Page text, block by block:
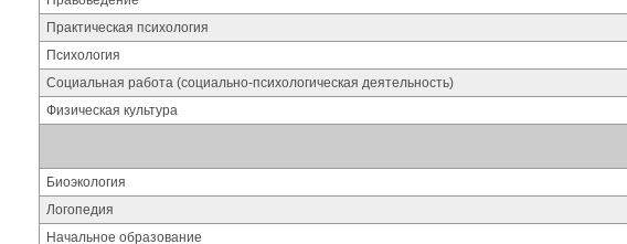
Практическая психология
Психология
Социальная работа (социально-психологическая деятельность)
Физическая культура
Биоэкология
Логопедия
Начальное образование